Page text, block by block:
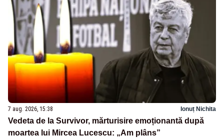
7 aug. 2026, 15:38 Ionuț Nichita
Vedeta de la Survivor, mărturisire emoționantă după
moartea lui Mircea Lucescu: „Am plâns”